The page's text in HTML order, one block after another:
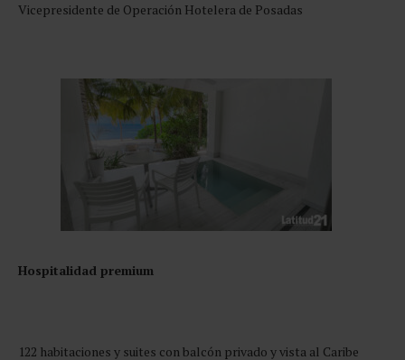
Vicepresidente de Operación Hotelera de Posadas
Hospitalidad premium
122 habitaciones y suites con balcón privado y vista al Caribe